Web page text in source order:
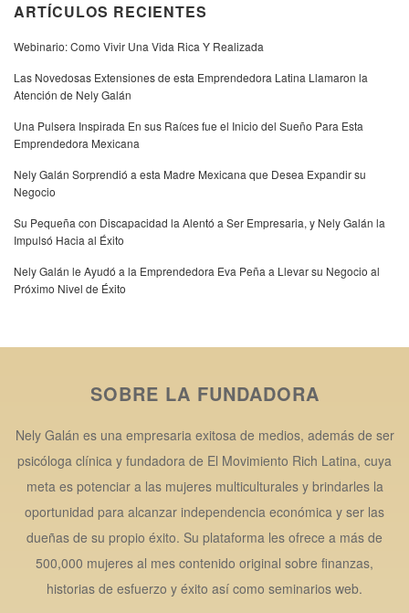
ARTÍCULOS RECIENTES
Webinario: Como Vivir Una Vida Rica Y Realizada
Las Novedosas Extensiones de esta Emprendedora Latina Llamaron la
Atención de Nely Galán
Una Pulsera Inspirada En sus Raíces fue el Inicio del Sueño Para Esta
Emprendedora Mexicana
Nely Galán Sorprendió a esta Madre Mexicana que Desea Expandir su
Negocio
Su Pequeña con Discapacidad la Alentó a Ser Empresaria, y Nely Galán la
Impulsó Hacia al Éxito
Nely Galán le Ayudó a la Emprendedora Eva Peña a Llevar su Negocio al
Próximo Nivel de Éxito
SOBRE LA FUNDADORA
Nely Galán es una empresaria exitosa de medios, además de ser
psicóloga clínica y fundadora de El Movimiento Rich Latina, cuya
meta es potenciar a las mujeres multiculturales y brindarles la
oportunidad para alcanzar independencia económica y ser las
dueñas de su propio éxito. Su plataforma les ofrece a más de
500,000 mujeres al mes contenido original sobre finanzas,
historias de esfuerzo y éxito así como seminarios web.